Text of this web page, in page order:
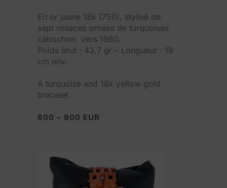
En or jaune 18k (750), stylisé de
sept rosaces ornées de turquoises
cabochon. Vers 1960.
Poids brut : 43,7 gr – Longueur : 19
cm env.
A turquoise and 18k yellow gold
bracelet.
600 – 900 EUR